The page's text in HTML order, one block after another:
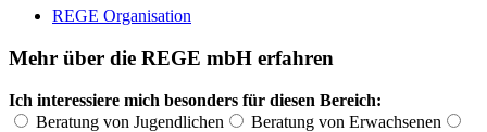
REGE Organisation
Mehr über die REGE mbH erfahren
Ich interessiere mich besonders für diesen Bereich:
Beratung von Jugendlichen
Beratung von Erwachsenen